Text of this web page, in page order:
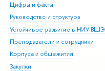
Цифры и факты
Руководство и структура
Устойчивое развитие в НИУ ВШЭ
Преподаватели и сотрудники
Корпуса и общежития
Закупки